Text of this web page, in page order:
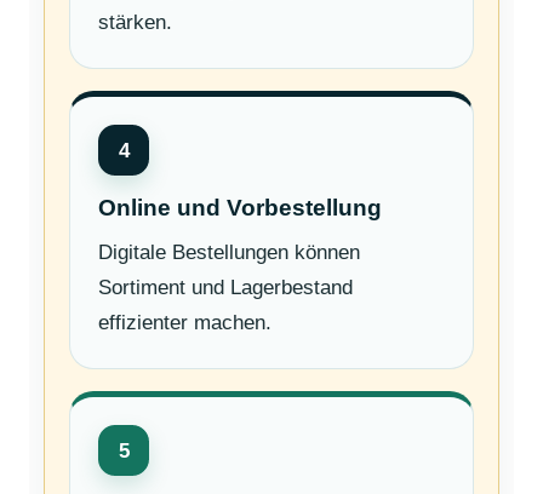
stärken.
4
Online und Vorbestellung
Digitale Bestellungen können
Sortiment und Lagerbestand
effizienter machen.
5